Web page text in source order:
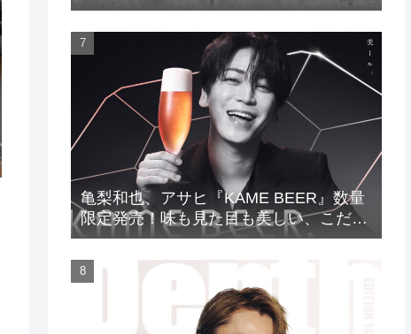
LIVE』
亀梨和也、アサヒ『KAME BEER』数量
限定発売！味も見た目も美しい、こだわ
りのビールがついに完成